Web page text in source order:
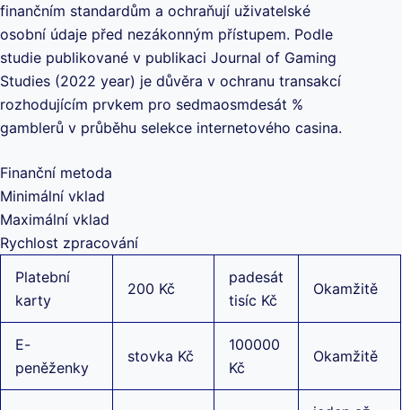
finančním standardům a ochraňují uživatelské
osobní údaje před nezákonným přístupem. Podle
studie publikované v publikaci Journal of Gaming
Studies (2022 year) je důvěra v ochranu transakcí
rozhodujícím prvkem pro sedmaosmdesát %
gamblerů v průběhu selekce internetového casina.
Finanční metoda
Minimální vklad
Maximální vklad
Rychlost zpracování
Platební
karty
200 Kč
padesát
tisíc Kč
Okamžitě
E-
peněženky
stovka Kč
100000
Kč
Okamžitě